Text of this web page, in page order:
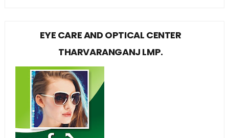
EYE CARE AND OPTICAL CENTER
THARVARANGANJ LMP.